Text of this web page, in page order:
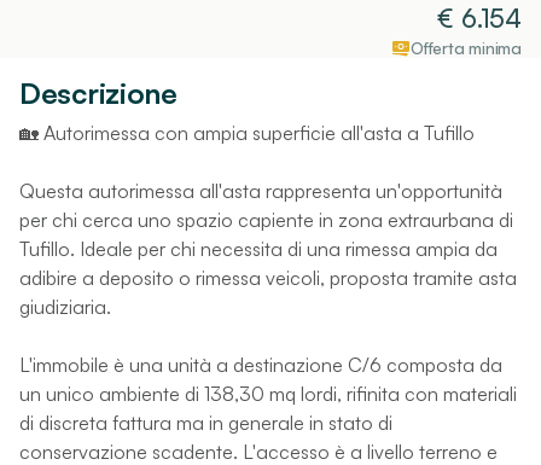
€ 6.154
Offerta minima
Descrizione
🏡 Autorimessa con ampia superficie all'asta a Tufillo
Questa autorimessa all'asta rappresenta un'opportunità
per chi cerca uno spazio capiente in zona extraurbana di
Tufillo. Ideale per chi necessita di una rimessa ampia da
adibire a deposito o rimessa veicoli, proposta tramite asta
giudiziaria.
L'immobile è una unità a destinazione C/6 composta da
un unico ambiente di 138,30 mq lordi, rifinita con materiali
di discreta fattura ma in generale in stato di
conservazione scadente. L'accesso è a livello terreno e